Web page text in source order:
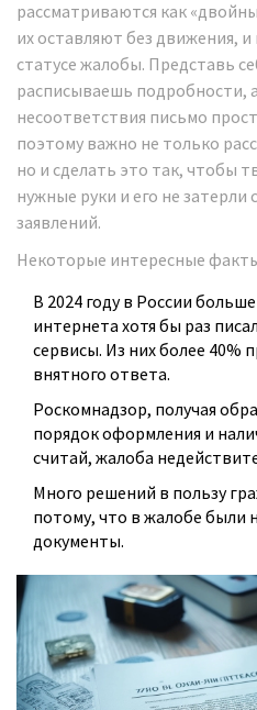
рассматриваются как
их оставляют без движения,
статусе жалобы. Представь
расписываешь подробности,
несоответствия письмо
поэтому важно не только
но и сделать это так, чтобы
нужные руки и его не затерли
заявлений.
Некоторые интересные
В 2024 году в России
интернета хотя бы раз
сервисы. Из них более 40%
внятного ответа.
Роскомнадзор, получая
порядок оформления и
считай, жалоба
Много решений в пользу
потому, что в жалобе
документы.